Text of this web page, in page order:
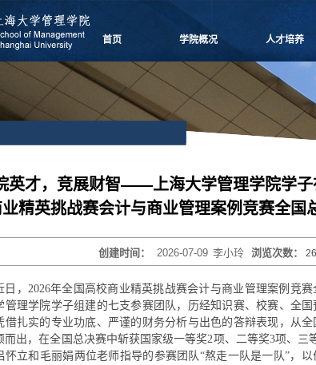
首页 学院概况
学院愿景
院长致辞
学院介绍
党群组织
学系设置
学院制度
学院视频
学院宣传
人才培养
本科生教学
博士生教学
硕士生教学
MBA
物流工程
项目管理
工程管理
联合培养
高级培训
英才，竞展财智——上海大学管理学院学子
业精英挑战赛会计与商业管理案例竞赛全国
创建时间： 2026-07-09 李小玲 浏览次数：
日，2026年全国高校商业精英挑战赛会计与商业管理案例竞
管理学院学子组建的七支参赛团队，历经知识赛、校赛、全
借扎实的专业功底、严谨的财务分析与出色的答辩表现，从
而出，在全国总决赛中斩获国家级一等奖2项、二等奖3项、三
怀立和毛丽娟两位老师指导的参赛团队“熬走一队是一队”，以